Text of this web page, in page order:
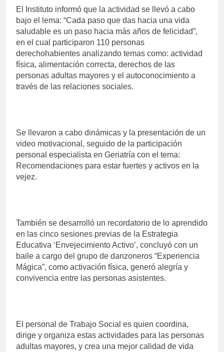
El Instituto informó que la actividad se llevó a cabo
bajo el lema: “Cada paso que das hacia una vida
saludable es un paso hacia más años de felicidad”,
en el cual participaron 110 personas
derechohabientes analizando temas como: actividad
física, alimentación correcta, derechos de las
personas adultas mayores y el autoconocimiento a
través de las relaciones sociales.
Se llevaron a cabo dinámicas y la presentación de un
video motivacional, seguido de la participación
personal especialista en Geriatría con el tema:
Recomendaciones para estar fuertes y activos en la
vejez.
También se desarrolló un recordatorio de lo aprendido
en las cinco sesiones previas de la Estrategia
Educativa ‘Envejecimiento Activo’, concluyó con un
baile a cargo del grupo de danzoneros “Experiencia
Mágica”, como activación física, generó alegría y
convivencia entre las personas asistentes.
El personal de Trabajo Social es quien coordina,
dirige y organiza estas actividades para las personas
adultas mayores, y crea una mejor calidad de vida